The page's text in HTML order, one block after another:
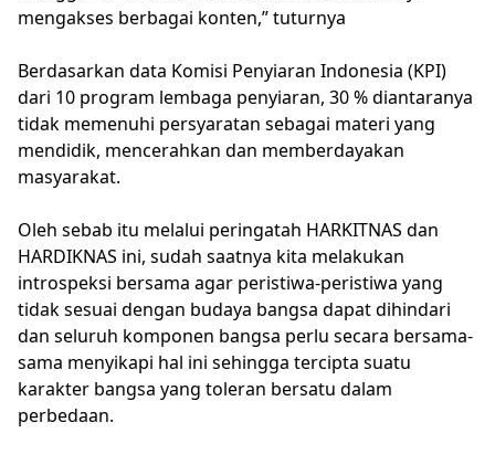
mengakses berbagai konten,” tuturnya
Berdasarkan data Komisi Penyiaran Indonesia (KPI)
dari 10 program lembaga penyiaran, 30 % diantaranya
tidak memenuhi persyaratan sebagai materi yang
mendidik, mencerahkan dan memberdayakan
masyarakat.
Oleh sebab itu melalui peringatah HARKITNAS dan
HARDIKNAS ini, sudah saatnya kita melakukan
introspeksi bersama agar peristiwa-peristiwa yang
tidak sesuai dengan budaya bangsa dapat dihindari
dan seluruh komponen bangsa perlu secara bersama-
sama menyikapi hal ini sehingga tercipta suatu
karakter bangsa yang toleran bersatu dalam
perbedaan.